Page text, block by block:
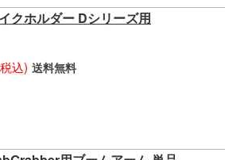
クホルダー Dシリーズ用
込) 送料無料